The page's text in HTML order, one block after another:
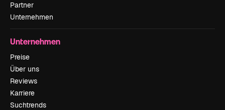
Partner
Unternehmen
Unternehmen
Preise
Über uns
Reviews
Karriere
Suchtrends